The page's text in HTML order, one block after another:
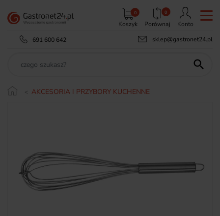
Koszyk
0 0
Porównaj
Konto
691 600 642
sklep@gastronet24.pl

AKCESORIA I PRZYBORY KUCHENNE